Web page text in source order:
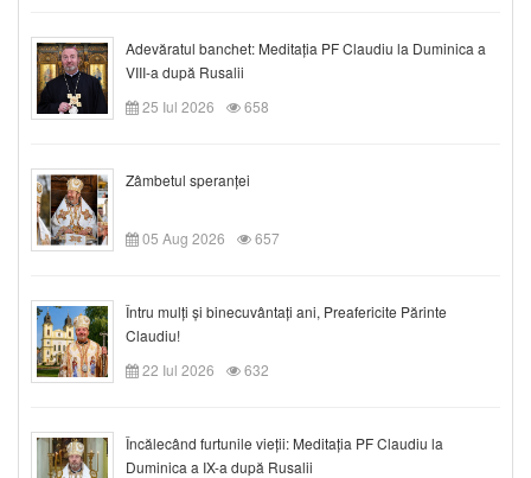
Adevăratul banchet: Meditația PF Claudiu la Duminica a
VIII-a după Rusalii
25 Iul 2026
658
Zâmbetul speranței
05 Aug 2026 657
Întru mulți și binecuvântați ani, Preafericite Părinte
Claudiu!
22 Iul 2026
632
Încălecând furtunile vieții: Meditația PF Claudiu la
Duminica a IX-a după Rusalii